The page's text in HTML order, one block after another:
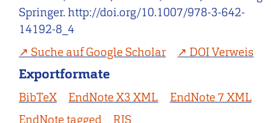
Springer. http://doi.org/10.1007/978-3-642-
14192-8_4
Suche auf Google Scholar
DOI Verweis
Exportformate
BibTeX EndNote X3 XML
EndNote 7 XML
EndNote tagged
RIS